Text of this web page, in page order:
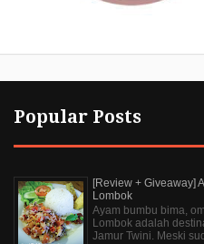
Popular Posts
[Review + Giveaway]
Lombok
Ayam bumbu bima,
Lombok adalah
Jamur Twini. Meski